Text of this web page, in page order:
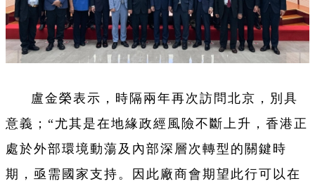
盧金榮表示，時隔兩年再次訪問北京，別具
意義；“尤其是在地緣政經風險不斷上升，香港正
處於外部環境動蕩及內部深層次轉型的關鍵時
期，亟需國家支持。因此廠商會期望此行可以在